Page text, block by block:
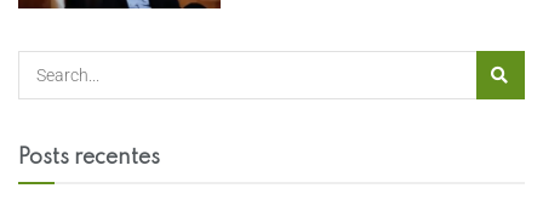
Posts recentes